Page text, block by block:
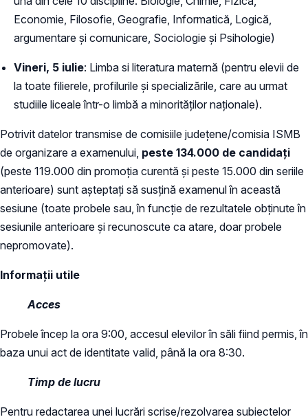
Economie, Filosofie, Geografie, Informatică, Logică,
argumentare și comunicare, Sociologie și Psihologie)
Vineri, 5 iulie: Limba si literatura maternă (pentru elevii de
la toate filierele, profilurile şi specializările, care au urmat
studiile liceale într-o limbă a minorităților naționale).
Potrivit datelor transmise de comisiile județene/comisia ISMB
de organizare a examenului, peste 134.000 de candidați
(peste 119.000 din promoția curentă și peste 15.000 din seriile
anterioare) sunt așteptați să susțină examenul în această
sesiune (toate probele sau, în funcție de rezultatele obținute în
sesiunile anterioare și recunoscute ca atare, doar probele
nepromovate).
Informații utile
Acces
Probele încep la ora 9:00, accesul elevilor în săli fiind permis, în
baza unui act de identitate valid, până la ora 8:30.
Timp de lucru
Pentru redactarea unei lucrări scrise/rezolvarea subiectelor